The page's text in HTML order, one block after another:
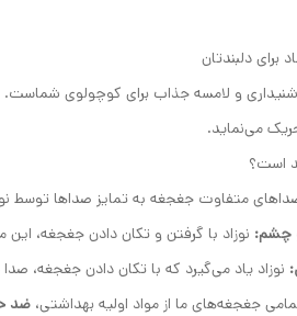
دلبندتان
و لامسه جذاب برای کوچولوی شماست.
می‌نماید.
است؟
متفاوت جغجغه به تمایز صداها توسط
چشم: نوزاد با گرفتن و تکان دادن جغجغه،
نوزاد یاد می‌گیرد که با تکان دادن جغجغه،
جغجغه‌های ما از مواد اولیه بهداشتی، ضد